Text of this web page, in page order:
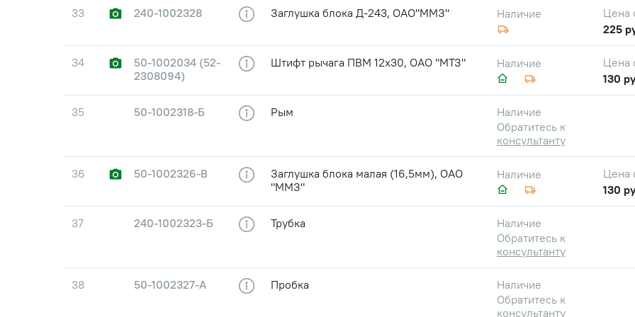
33 240-1002328 Заглушка блока Д-243, ОАО"ММЗ" Наличие
Цена
225
34
50-1002034 (52-
2308094)
Штифт рычага ПВМ 12х30, ОАО "МТЗ" Наличие
Цена
130
35 50-1002318-Б Рым
Наличие
Обратитесь к
консультанту
36 50-1002326-В
Заглушка блока малая (16,5мм), ОАО
"ММЗ"
Наличие
Цена
130
37 240-1002323-Б Трубка
Наличие
Обратитесь к
консультанту
38 50-1002327-А Пробка
Наличие
Обратитесь к
консультанту